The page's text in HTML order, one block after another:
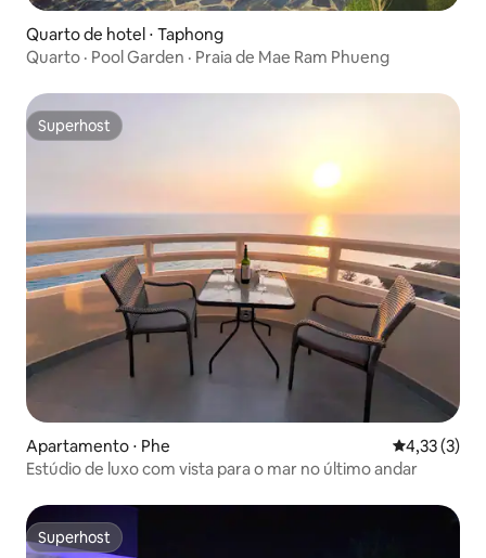
Quarto de hotel ⋅ Taphong
Quarto · Pool Garden · Praia de Mae Ram Phueng
Superhost
Superhost
Apartamento ⋅ Phe 4,33 de
4,33 (3)
Estúdio de luxo com vista para o mar no último andar
Superhost
Superhost